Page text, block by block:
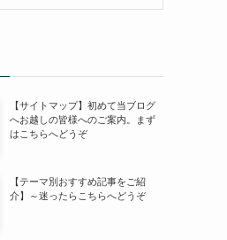
【サイトマップ】初めて当ブログ
へお越しの皆様へのご案内。まず
はこちらへどうぞ
【テーマ別おすすめ記事をご紹
介】～迷ったらこちらへどうぞ